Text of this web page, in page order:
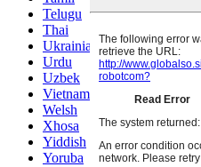
Telugu
Thai
Ukrainian
Urdu
Uzbek
Vietnamese
Welsh
Xhosa
Yiddish
Yoruba